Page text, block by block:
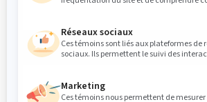
Message*